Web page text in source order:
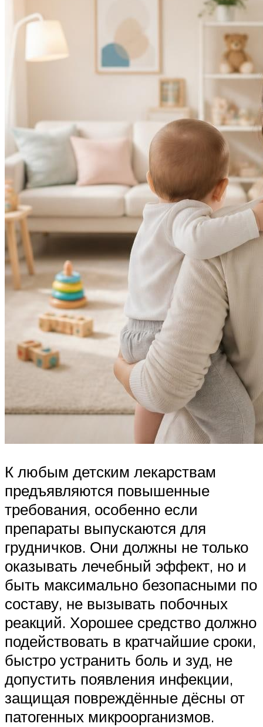
К любым детским лекарствам
предъявляются повышенные
требования, особенно если
препараты выпускаются для
грудничков. Они должны не только
оказывать лечебный эффект, но и
быть максимально безопасными по
составу, не вызывать побочных
реакций. Хорошее средство должно
подействовать в кратчайшие сроки,
быстро устранить боль и зуд, не
допустить появления инфекции,
защищая повреждённые дёсны от
патогенных микроорганизмов.